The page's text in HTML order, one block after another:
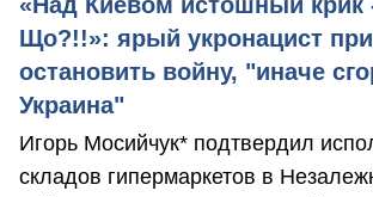
Що?!!»: ярый укронацист
остановить войну, "иначе
Украина"
Игорь Мосийчук* подтвердил
складов гипермаркетов в